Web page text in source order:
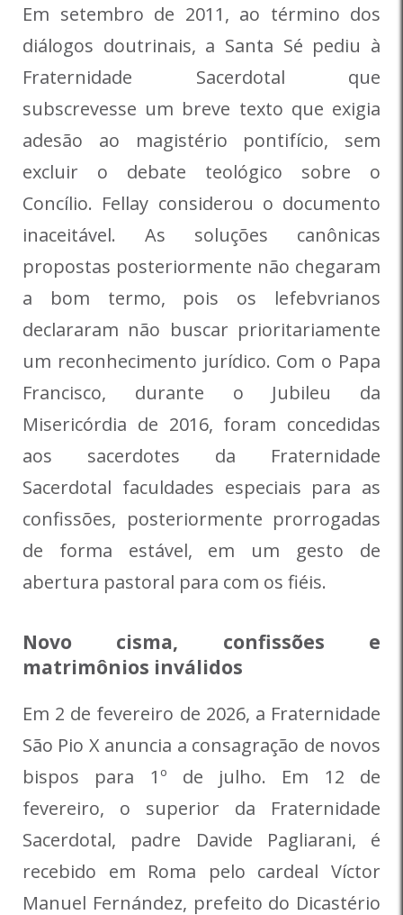
Em setembro de 2011, ao término dos
diálogos doutrinais, a Santa Sé pediu à
Fraternidade Sacerdotal que
subscrevesse um breve texto que exigia
adesão ao magistério pontifício, sem
excluir o debate teológico sobre o
Concílio. Fellay considerou o documento
inaceitável. As soluções canônicas
propostas posteriormente não chegaram
a bom termo, pois os lefebvrianos
declararam não buscar prioritariamente
um reconhecimento jurídico. Com o Papa
Francisco, durante o Jubileu da
Misericórdia de 2016, foram concedidas
aos sacerdotes da Fraternidade
Sacerdotal faculdades especiais para as
confissões, posteriormente prorrogadas
de forma estável, em um gesto de
abertura pastoral para com os fiéis.
Novo cisma, confissões e
matrimônios inválidos
Em 2 de fevereiro de 2026, a Fraternidade
São Pio X anuncia a consagração de novos
bispos para 1º de julho. Em 12 de
fevereiro, o superior da Fraternidade
Sacerdotal, padre Davide Pagliarani, é
recebido em Roma pelo cardeal Víctor
Manuel Fernández, prefeito do Dicastério